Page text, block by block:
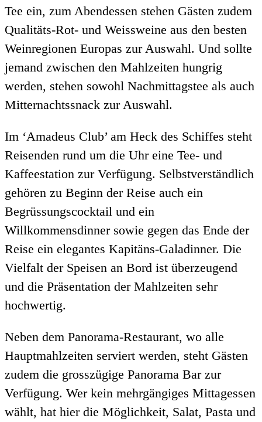
Tee ein, zum Abendessen stehen Gästen zudem
Qualitäts-Rot- und Weissweine aus den besten
Weinregionen Europas zur Auswahl. Und sollte
jemand zwischen den Mahlzeiten hungrig
werden, stehen sowohl Nachmittagstee als auch
Mitternachtssnack zur Auswahl.
Im ‘Amadeus Club’ am Heck des Schiffes steht
Reisenden rund um die Uhr eine Tee- und
Kaffeestation zur Verfügung. Selbstverständlich
gehören zu Beginn der Reise auch ein
Begrüssungscocktail und ein
Willkommensdinner sowie gegen das Ende der
Reise ein elegantes Kapitäns-Galadinner. Die
Vielfalt der Speisen an Bord ist überzeugend
und die Präsentation der Mahlzeiten sehr
hochwertig.
Neben dem Panorama-Restaurant, wo alle
Hauptmahlzeiten serviert werden, steht Gästen
zudem die grosszügige Panorama Bar zur
Verfügung. Wer kein mehrgängiges Mittagessen
wählt, hat hier die Möglichkeit, Salat, Pasta und